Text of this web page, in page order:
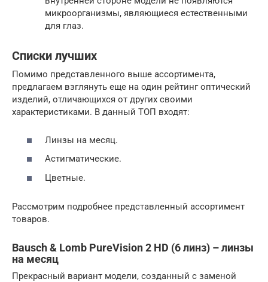
микроорганизмы, являющиеся естественными
для глаз.
Списки лучших
Помимо представленного выше ассортимента,
предлагаем взглянуть еще на один рейтинг оптический
изделий, отличающихся от других своими
характеристиками. В данный ТОП входят:
Линзы на месяц.
Астигматические.
Цветные.
Рассмотрим подробнее представленный ассортимент
товаров.
Bausch & Lomb PureVision 2 HD (6 линз) – линзы
на месяц
Прекрасный вариант модели, созданный с заменой